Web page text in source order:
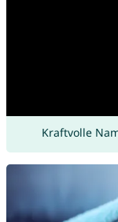
Kraftvolle